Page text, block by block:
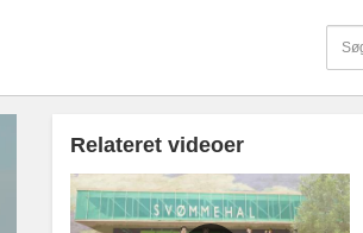
Relateret videoer